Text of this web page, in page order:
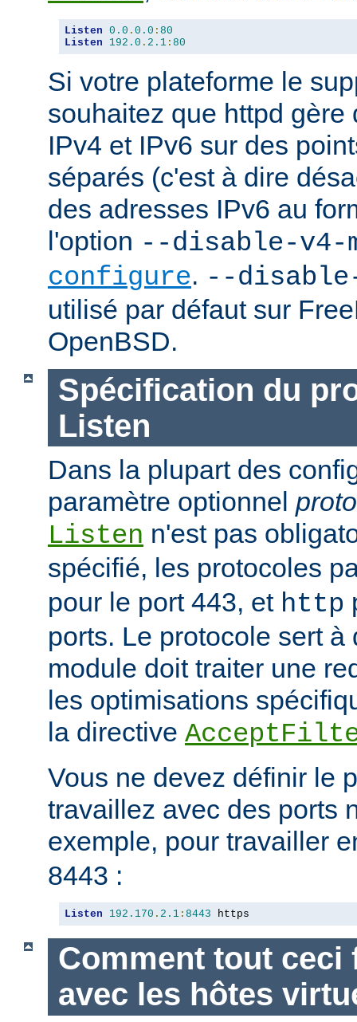
Listen 0.0 . 0.0 : 80
Listen
192.0 . 2.1 : 80
Si votre plateforme le
souhaitez que httpd gère
IPv4 et IPv6 sur des
séparés (c'est à dire
des adresses IPv6 au
l'option --disable-v4-
configure. --disable-
utilisé par défaut sur
OpenBSD.
Spécification du
Listen
Dans la plupart des
paramètre optionnel
Listen n'est pas
spécifié, les protocoles
pour le port 443, et http
ports. Le protocole sert à
module doit traiter une
les optimisations
la directive
Vous ne devez définir le
travaillez avec des ports
exemple, pour travailler
8443 :
Listen 192.170 . 2.1 : 8443 https
Comment tout ceci
avec les hôtes